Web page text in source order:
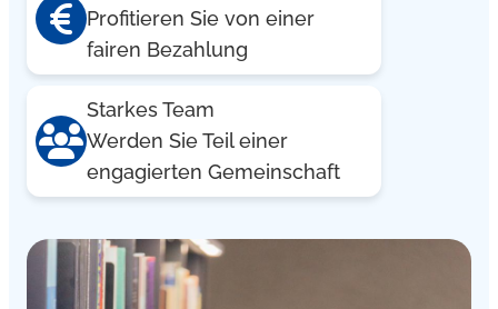
Profitieren Sie von einer
fairen Bezahlung
Starkes Team
Werden Sie Teil einer
engagierten Gemeinschaft